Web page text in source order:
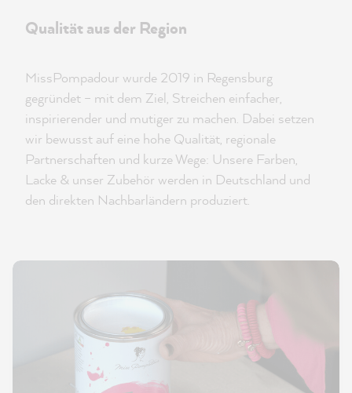
Qualität aus der Region
MissPompadour wurde 2019 in Regensburg
gegründet – mit dem Ziel, Streichen einfacher,
inspirierender und mutiger zu machen. Dabei setzen
wir bewusst auf eine hohe Qualität, regionale
Partnerschaften und kurze Wege: Unsere Farben,
Lacke & unser Zubehör werden in Deutschland und
den direkten Nachbarländern produziert.